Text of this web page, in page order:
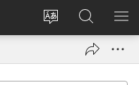
Vælg
Log
på
Søg
på
JW.ORG
VIS